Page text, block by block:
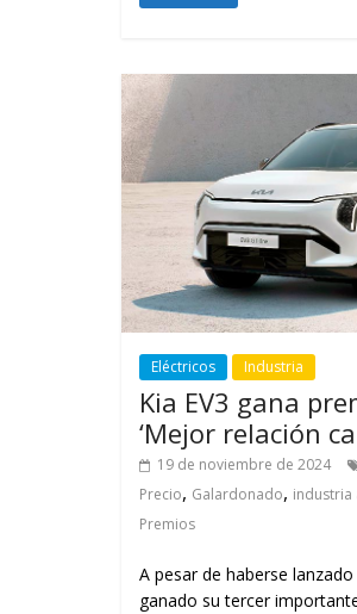
Eléctricos Industria
Kia EV3 gana
‘Mejor relación
19 de noviembre de 2024
Precio, Galardonado,
Premios
A pesar de haberse
ganado su tercer